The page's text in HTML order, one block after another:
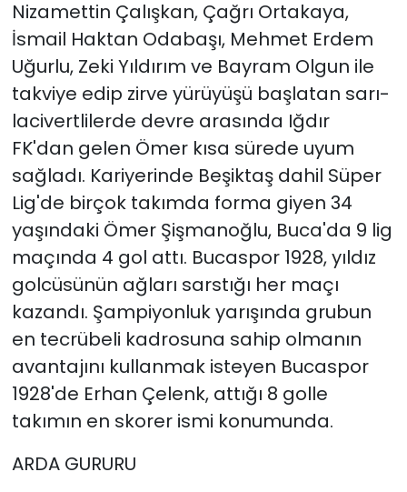
Nizamettin Çalışkan, Çağrı Ortakaya,
İsmail Haktan Odabaşı, Mehmet Erdem
Uğurlu, Zeki Yıldırım ve Bayram Olgun ile
takviye edip zirve yürüyüşü başlatan sarı-
lacivertlilerde devre arasında Iğdır
FK'dan gelen Ömer kısa sürede uyum
sağladı. Kariyerinde Beşiktaş dahil Süper
Lig'de birçok takımda forma giyen 34
yaşındaki Ömer Şişmanoğlu, Buca'da 9 lig
maçında 4 gol attı. Bucaspor 1928, yıldız
golcüsünün ağları sarstığı her maçı
kazandı. Şampiyonluk yarışında grubun
en tecrübeli kadrosuna sahip olmanın
avantajını kullanmak isteyen Bucaspor
1928'de Erhan Çelenk, attığı 8 golle
takımın en skorer ismi konumunda.
ARDA GURURU